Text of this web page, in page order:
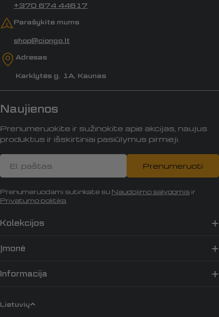
+370 674 44617
Parašykite mums
shop@ciongo.lt
Adresas
Karklytės g. 1A, Kaunas
Kolekcijos
Įmonė
Informacija
Naujienos
Prenumeruokite ir sužinokite apie akcijas, naujus
produktus ir išskirtiniai pasiūlymus pirmieji.
El.
paštas
Prenumeruoti
Prenumeruodami sutinkate su Naudojimo sąlygomis ir
Privatumo politika
K
Lietuvių